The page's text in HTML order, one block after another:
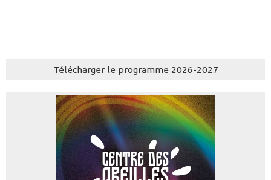
Télécharger le programme 2026-2027